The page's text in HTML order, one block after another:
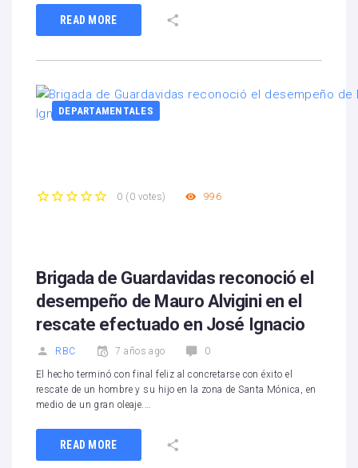
READ MORE
DEPARTAMENTALES
0 ( 0 votes) 996
Brigada de Guardavidas reconoció el
desempeño de Mauro Alvigini en el
rescate efectuado en José Ignacio
RBC 7 años ago 0
El hecho terminó con final feliz al concretarse con éxito el
rescate de un hombre y su hijo en la zona de Santa Mónica, en
medio de un gran oleaje.…
READ MORE